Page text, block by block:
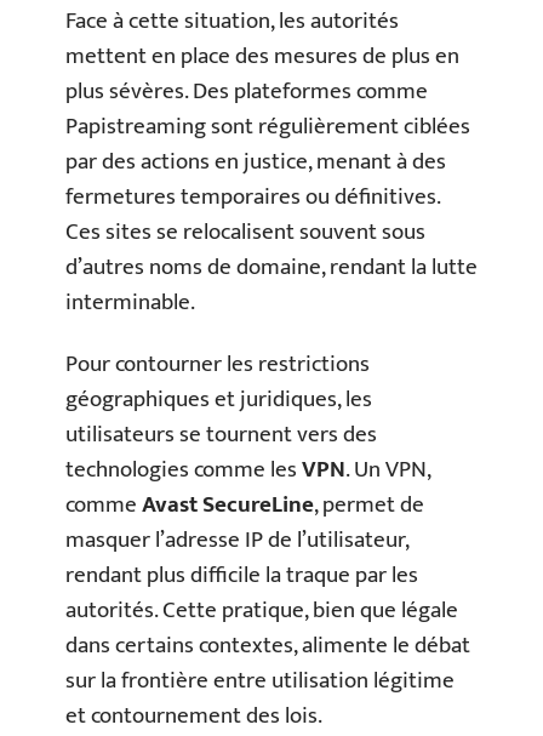
Face à cette situation, les autorités
mettent en place des mesures de plus en
plus sévères. Des plateformes comme
Papistreaming sont régulièrement ciblées
par des actions en justice, menant à des
fermetures temporaires ou définitives.
Ces sites se relocalisent souvent sous
d’autres noms de domaine, rendant la lutte
interminable.
Pour contourner les restrictions
géographiques et juridiques, les
utilisateurs se tournent vers des
technologies comme lesVPN. Un VPN,
commeAvast SecureLine, permet de
masquer l’adresse IP de l’utilisateur,
rendant plus difficile la traque par les
autorités. Cette pratique, bien que légale
dans certains contextes, alimente le débat
sur la frontière entre utilisation légitime
et contournement des lois.